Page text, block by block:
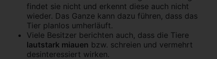
findet sie nicht und erkennt diese auch nicht
wieder. Das Ganze kann dazu führen, dass das
Tier planlos umherläuft.
Viele Besitzer berichten auch, dass die Tiere
lautstark miauen bzw. schreien und vermehrt
desinteressiert wirken.